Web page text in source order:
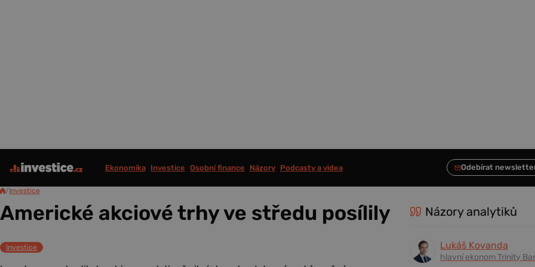
Ekonomika Investice Osobní finance Názory Podcasty a videa
/Investice
Americké akciové trhy ve středu posílily
Investice
Názory analytiků
Lukáš Kovanda
hlavní ekonom Trinity